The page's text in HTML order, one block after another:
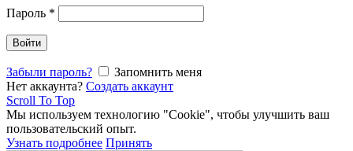
Пароль *
Войти
Забыли пароль?
Запомнить меня
Нет аккаунта? Создать аккаунт
Scroll To Top
Мы используем технологию "Cookie", чтобы улучшить ваш
пользовательский опыт.
Узнать подробнее Принять